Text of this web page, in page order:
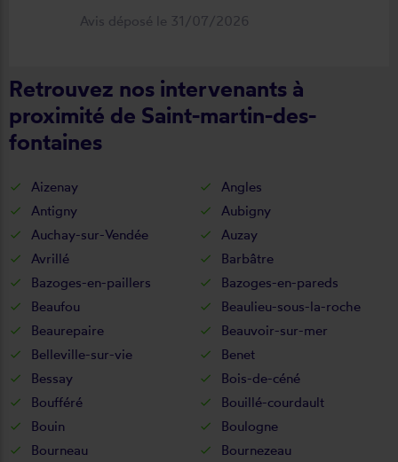
Avis déposé le 31/07/2026
Retrouvez nos intervenants à
proximité de Saint-martin-des-
fontaines
Aizenay
Angles
Antigny
Aubigny
Auchay-sur-Vendée
Auzay
Avrillé
Barbâtre
Bazoges-en-paillers
Bazoges-en-pareds
Beaufou
Beaulieu-sous-la-roche
Beaurepaire
Beauvoir-sur-mer
Belleville-sur-vie
Benet
Bessay
Bois-de-céné
Boufféré
Bouillé-courdault
Bouin
Boulogne
Bourneau
Bournezeau